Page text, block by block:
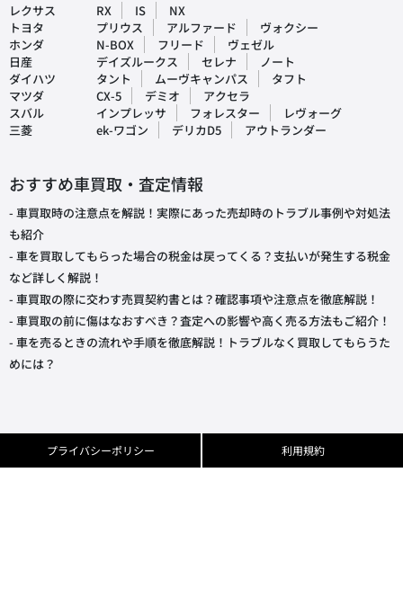
レクサス RX IS
NX
トヨタ
プリウス アルファード
ヴォクシー
ホンダ
N-BOX フリード
ヴェゼル
日産
デイズルークス セレナ
ノート
ダイハツ
タント ムーヴキャンパス
タフト
マツダ
CX-5 デミオ
アクセラ
スバル
インプレッサ フォレスター
レヴォーグ
三菱
ek-ワゴン デリカD5 アウトランダー
おすすめ車買取・査定情報
- 車買取時の注意点を解説！実際にあった売却時のトラブル事例や対処法
も紹介
- 車を買取してもらった場合の税金は戻ってくる？支払いが発生する税金
など詳しく解説！
- 車買取の際に交わす売買契約書とは？確認事項や注意点を徹底解説！
- 車買取の前に傷はなおすべき？査定への影響や高く売る方法もご紹介！
- 車を売るときの流れや手順を徹底解説！トラブルなく買取してもらうた
めには？
プライバシーポリシー 利用規約